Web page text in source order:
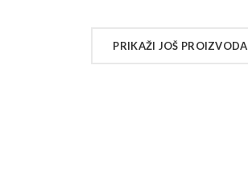
PRIKAŽI JOŠ PROIZVODA